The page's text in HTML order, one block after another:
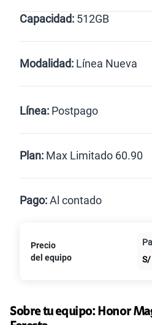
Negro
Capacidad: 512GB
512GB
Modalidad: Línea Nueva
Renovación
Línea: Postpago
Postpago
Plan: Max Limitado 60.90
Paga solo
Paga solo
Pago:Al contado
Al contado Cuotas
Precio
del equipo
S/
Sobre tu equipo: Honor